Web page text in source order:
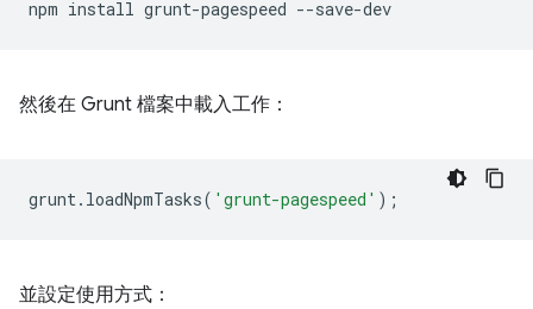
npm install grunt-pagespeed
然後在 Grunt 檔案中載入工作：
grunt. loadNpmTasks( 'grunt-pagespeed' );
並設定使用方式：